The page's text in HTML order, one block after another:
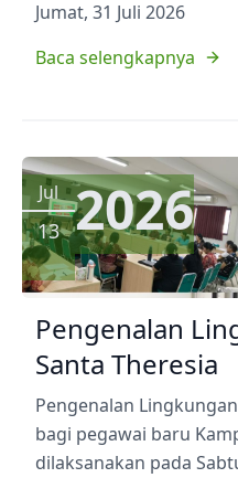
Jumat, 31 Juli 2026
Baca selengkapnya
Jul
13 2026
Pengenalan
Santa Theresia
Pengenalan
bagi pegawai baru
dilaksanakan pada